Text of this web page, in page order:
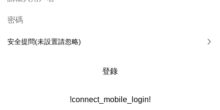
安全提問(未設置請忽略)
登錄
!connect_mobile_login!